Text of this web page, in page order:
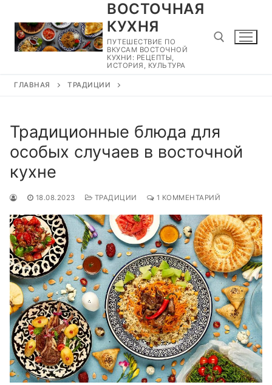
содержимому
ВОСТОЧНАЯ
КУХНЯ
ПУТЕШЕСТВИЕ ПО
ВКУСАМ ВОСТОЧНОЙ
КУХНИ: РЕЦЕПТЫ,
ИСТОРИЯ, КУЛЬТУРА
ГЛАВНАЯ ТРАДИЦИИ
Традиционные блюда для
особых случаев в восточной
кухне
18.08.2023 ТРАДИЦИИ 1 КОММЕНТАРИЙ